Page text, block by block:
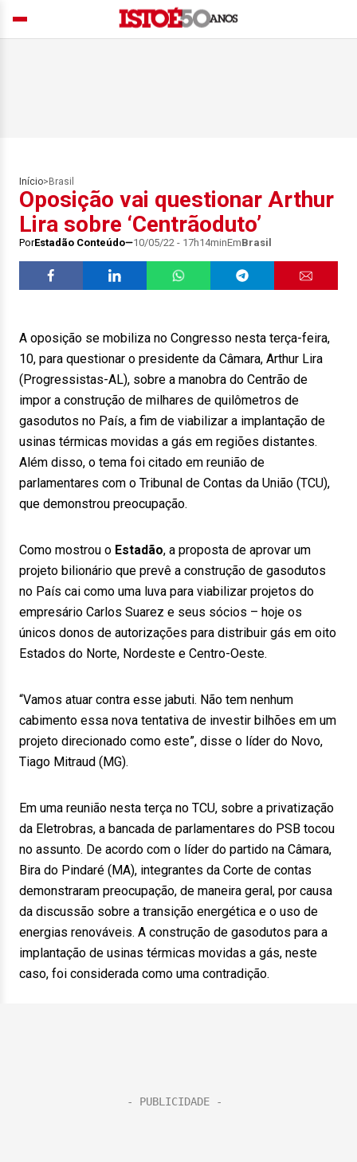
Início> Brasil
Oposição vai questionar Arthur
Lira sobre ‘Centrãoduto’
PorEstadão Conteúdo 10/05/22 - 17h14minEmBrasil
A oposição se mobiliza no Congresso nesta terça-feira,
10, para questionar o presidente da Câmara, Arthur Lira
(Progressistas-AL), sobre a manobra do Centrão de
impor a construção de milhares de quilômetros de
gasodutos no País, a fim de viabilizar a implantação de
usinas térmicas movidas a gás em regiões distantes.
Além disso, o tema foi citado em reunião de
parlamentares com o Tribunal de Contas da União (TCU),
que demonstrou preocupação.
Como mostrou o Estadão, a proposta de aprovar um
projeto bilionário que prevê a construção de gasodutos
no País cai como uma luva para viabilizar projetos do
empresário Carlos Suarez e seus sócios – hoje os
únicos donos de autorizações para distribuir gás em oito
Estados do Norte, Nordeste e Centro-Oeste.
“Vamos atuar contra esse jabuti. Não tem nenhum
cabimento essa nova tentativa de investir bilhões em um
projeto direcionado como este”, disse o líder do Novo,
Tiago Mitraud (MG).
Em uma reunião nesta terça no TCU, sobre a privatização
da Eletrobras, a bancada de parlamentares do PSB tocou
no assunto. De acordo com o líder do partido na Câmara,
Bira do Pindaré (MA), integrantes da Corte de contas
demonstraram preocupação, de maneira geral, por causa
da discussão sobre a transição energética e o uso de
energias renováveis. A construção de gasodutos para a
implantação de usinas térmicas movidas a gás, neste
caso, foi considerada como uma contradição.